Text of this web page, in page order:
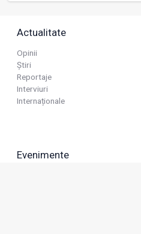
Actualitate
Opinii
Știri
Reportaje
Interviuri
Internaționale
Evenimente